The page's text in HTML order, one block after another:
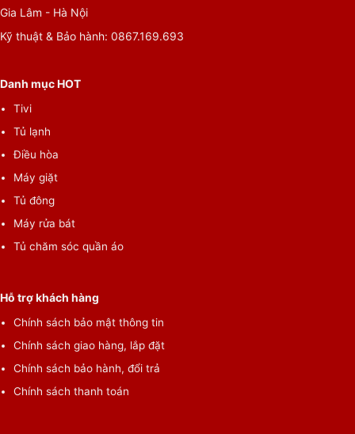
Gia Lâm - Hà Nội
Kỹ thuật & Bảo hành: 0867.169.693
Danh mục HOT
Tivi
Tủ lạnh
Điều hòa
Máy giặt
Tủ đông
Máy rửa bát
Tủ chăm sóc quần áo
Hỗ trợ khách hàng
Chính sách bảo mật thông tin
Chính sách giao hàng, lắp đặt
Chính sách bảo hành, đổi trả
Chính sách thanh toán